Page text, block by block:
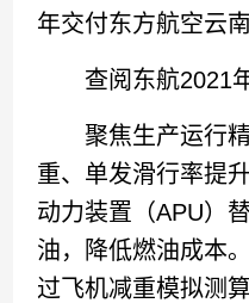
年交付东方航空云
查阅东航2021年
聚焦生产运行精
重、单发滑行率提
动力装置（APU）
油，降低燃油成本
过飞机减重模拟测